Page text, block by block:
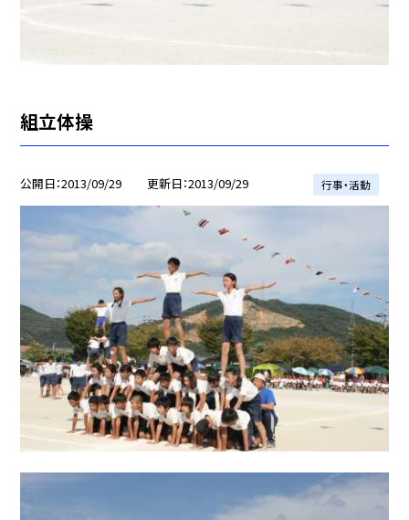
組立体操
公開日 2013/09/29 更新日 2013/09/29 行事・活動